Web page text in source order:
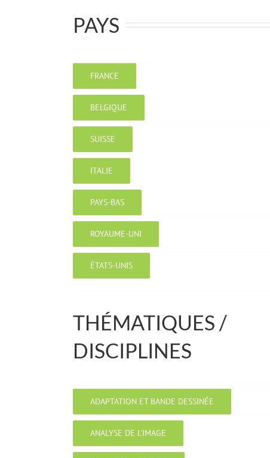
PAYS
FRANCE
BELGIQUE
SUISSE
ITALIE
PAYS-BAS
ROYAUME-UNI
ÉTATS-UNIS
THÉMATIQUES /
DISCIPLINES
ADAPTATION ET BANDE DESSINÉE
ANALYSE DE L’IMAGE